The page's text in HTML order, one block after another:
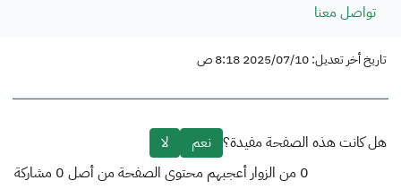
تواصل معنا
تاريخ أخر تعديل: 2025/07/10 8:18 ص
هل كانت هذه الصفحة مفيدة؟ نعم
لا
0 من الزوار أعجبهم محتوى الصفحة من أصل 0 مشاركة